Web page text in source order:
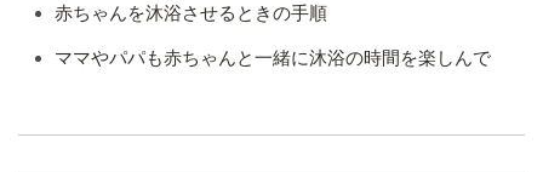
赤ちゃんを沐浴させるときの手順
ママやパパも赤ちゃんと一緒に沐浴の時間を楽しんで